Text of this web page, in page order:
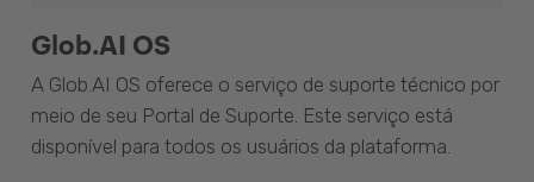
Glob.AI OS
A Glob.AI OS oferece o serviço de suporte técnico por
meio de seu Portal de Suporte. Este serviço está
disponível para todos os usuários da plataforma.